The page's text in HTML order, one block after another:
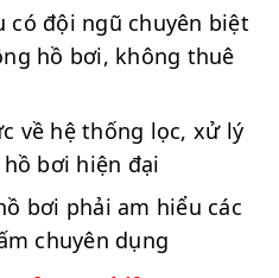
có đội ngũ chuyên biệt
hồ bơi, không thuê
về hệ thống lọc, xử lý
bơi hiện đại
bơi phải am hiểu các
chuyên dụng